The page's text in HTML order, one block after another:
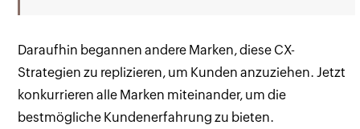
Daraufhin begannen andere Marken, diese CX-
Strategien zu replizieren, um Kunden anzuziehen. Jetzt
konkurrieren alle Marken miteinander, um die
bestmögliche Kundenerfahrung zu bieten.